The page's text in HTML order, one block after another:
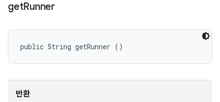
getRunner
public String getRunner ()
반환